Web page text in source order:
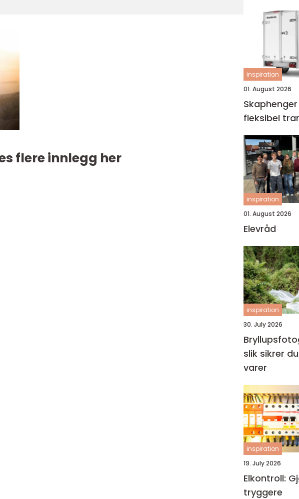
flere innlegg her
inspiration
01. August 2026
fleksibel
inspiration
01. August 2026
Elevråd
inspiration
30. July 2026
slik sikrer
varer
inspiration
19. July 2026
Elkontroll:
tryggere